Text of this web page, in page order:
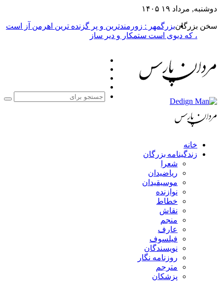
دوشنبه, مرداد ۱۹ ۱۴۰۵
سخن بزرگانبزرگمهر : زورمندترین و پر گزنده ترین اهرمن آز است
، که دیوی است ستمکار و دیر ساز
خانه
زندگینامه بزرگان
شعرا
ریاضیدان
موسیقیدان
نوازنده
خطاط
نقاش
منجم
عارف
فیلسوف
نویسندگان
روزنامه نگار
مترجم
پزشکان